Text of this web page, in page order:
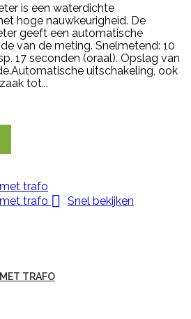
is een waterdichte
hoge nauwkeurigheid. De
geeft een automatische
van de meting. Snelmetend: 10
17 seconden (oraal). Opslag van
uitschakeling, ook
tot...

Snel bekijken
TRAFO